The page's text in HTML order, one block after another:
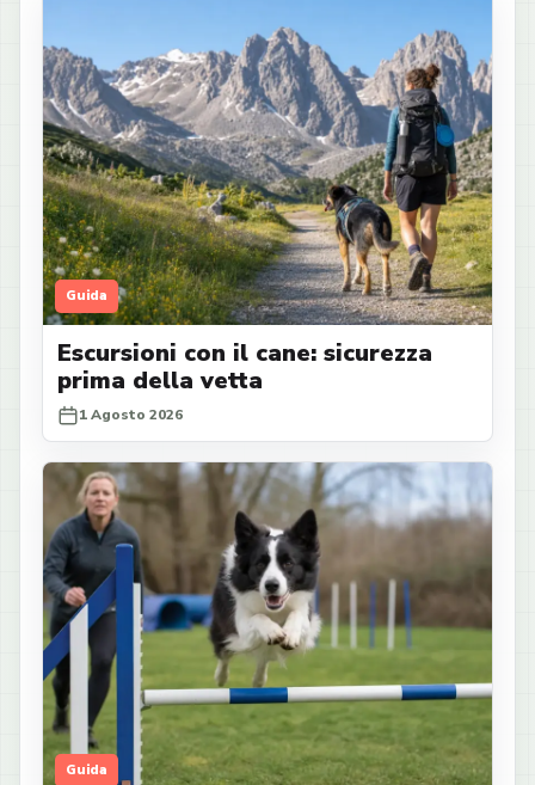
Guida
Escursioni con il cane: sicurezza
prima della vetta
1 Agosto 2026
Guida